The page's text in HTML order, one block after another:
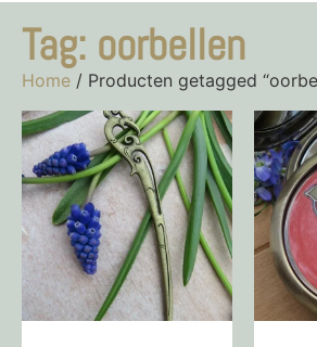
Tag: oorbellen
Home / Producten getagged